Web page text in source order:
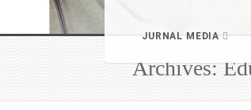
JURNAL MEDIA
Archives: